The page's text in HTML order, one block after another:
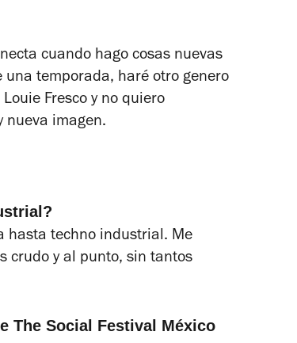
cuando hago cosas nuevas
una temporada, haré otro genero
Fresco y no quiero
nueva imagen.
hasta techno industrial. Me
crudo y al punto, sin tantos
The Social Festival México